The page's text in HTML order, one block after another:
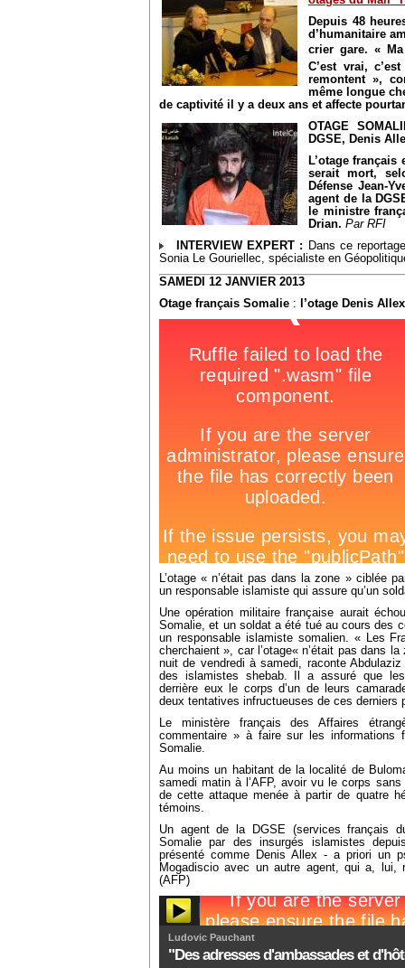
Depuis 48
d’humanitaire
crier gare. « Ma
C’est vrai,
remontent »,
même longue
de captivité il y a deux ans et affecte
OTAGE
DGSE, Denis
L’otage français
serait mort,
Défense Jean-
agent de la
le ministre
Drian. Par RFI
INTERVIEW EXPERT :
Dans ce
Sonia Le Gouriellec, spécialiste en
SAMEDI 12 JANVIER 2013
Otage français Somalie : l’otage Denis
L’otage « n’était pas dans la zone » ciblée
un responsable islamiste qui assure qu’un
Une opération militaire française aurait
Somalie, et un soldat a été tué au cours des
un responsable islamiste somalien. « Les
cherchaient », car l’otage« n’était pas dans
nuit de vendredi à samedi, raconte
des islamistes shebab. Il a assuré que
derrière eux le corps d’un de leurs
deux tentatives infructueuses de ces derniers
Le ministère français des Affaires
commentaire » à faire sur les informations
Somalie.
Au moins un habitant de la localité de
samedi matin à l’AFP, avoir vu le corps
de cette attaque menée à partir de quatre
témoins.
Un agent de la DGSE (services français
Somalie par des insurgés islamistes
présenté comme Denis Allex - a priori un
Mogadiscio avec un autre agent, qui a, lui,
(AFP)